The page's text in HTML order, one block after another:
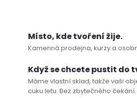
Místo, kde tvoření žije.
Kamenná prodejna, kurzy a
Když se chcete pustit do
Máme vlastní sklad, takže vaši
cuku letu. Bez zbytečného čekání.